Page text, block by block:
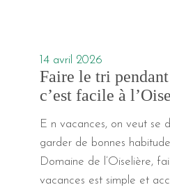
14 avril 2026
Faire le tri pendant
c’est facile à
E n vacances, on veut se
garder de bonnes
Domaine de l’Oiselière,
vacances est simple et